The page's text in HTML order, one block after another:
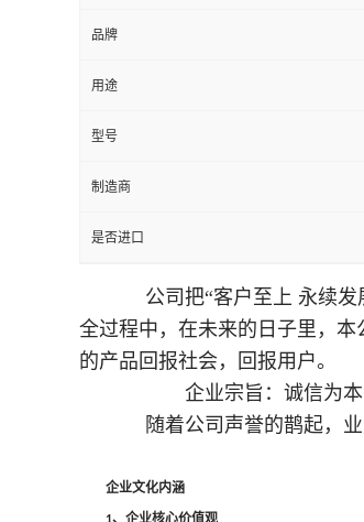
品牌
用途
型号
制造商
是否进口
公司把“客户至上 永续
全过程中，在未来的日子里，
的产品回报社会，回报用户。
企业宗旨：诚信为本
随着公司声誉的鹊起，业
企业文化内涵
、企业核心价值观